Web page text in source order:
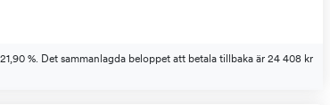
%. Det sammanlagda beloppet att betala tillbaka är 24 408 kr